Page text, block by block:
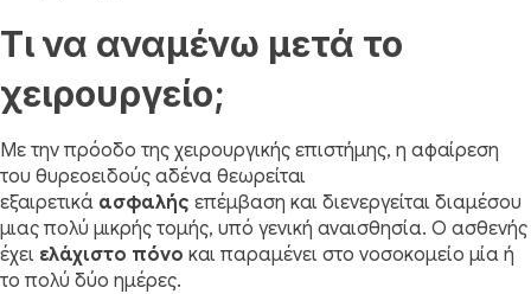
Τι να αναμένω μετά το
χειρουργείο;
Με την πρόοδο της χειρουργικής επιστήμης, η αφαίρεση
του θυρεοειδούς αδένα θεωρείται
εξαιρετικά ασφαλής επέμβαση και διενεργείται διαμέσου
μιας πολύ μικρής τομής, υπό γενική αναισθησία. Ο ασθενής
έχει ελάχιστο πόνο και παραμένει στο νοσοκομείο μία ή
το πολύ δύο ημέρες.